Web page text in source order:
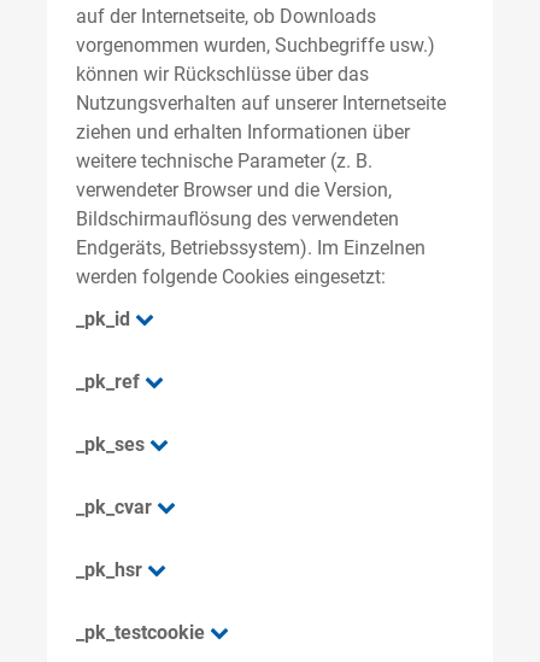
auf der Internetseite, ob Downloads
vorgenommen wurden, Suchbegriffe usw.)
können wir Rückschlüsse über das
Nutzungsverhalten auf unserer Internetseite
ziehen und erhalten Informationen über
weitere technische Parameter (z. B.
verwendeter Browser und die Version,
Bildschirmauflösung des verwendeten
Endgeräts, Betriebssystem). Im Einzelnen
werden folgende Cookies eingesetzt:
_pk_id
_pk_ref
_pk_ses
_pk_cvar
_pk_hsr
_pk_testcookie